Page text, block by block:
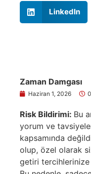
LinkedIn
Zaman Damgası
Haziran 1, 2026
Risk Bildirimi: Bu
yorum ve tavsiyeler
kapsamında
olup, özel olarak
getiri tercihlerinize